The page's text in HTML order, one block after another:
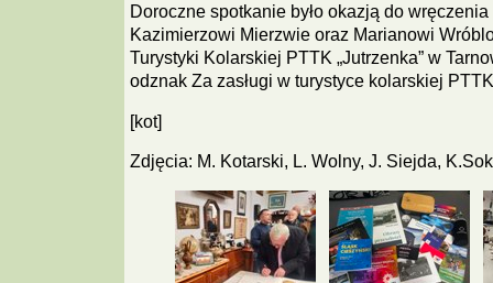
Doroczne spotkanie było okazją do wręczenia
Kazimierzowi Mierzwie oraz Marianowi
Turystyki Kolarskiej PTTK „Jutrzenka” w
odznak Za zasługi w turystyce kolarskiej
[kot]
Zdjęcia: M. Kotarski, L. Wolny, J. Siejda,